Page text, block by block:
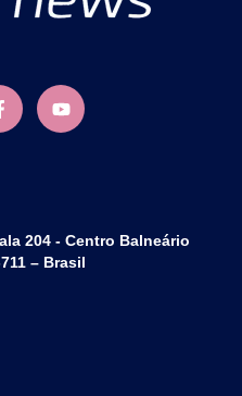
204 - Centro Balneário
– Brasil